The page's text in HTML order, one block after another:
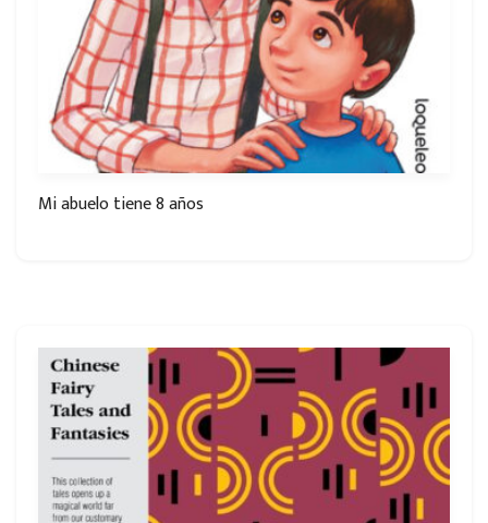
Mi abuelo tiene 8 años